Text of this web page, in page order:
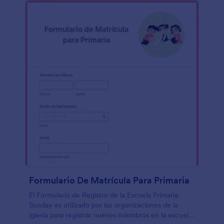
Formulario De Matrícula Para Primaria
El Formulario de Registro de la Escuela Primaria
Sunday es utilizado por las organizaciones de la
iglesia para registrar nuevos miembros en la escuela.